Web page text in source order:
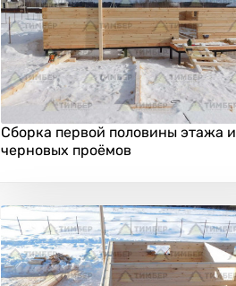
Сборка первой половины этажа и
черновых проёмов